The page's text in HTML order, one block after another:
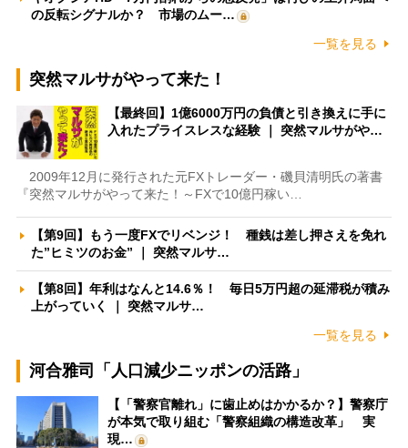
の反転シグナルか？ 市場のムー…
一覧を見る
突然マルサがやって来た！
【最終回】1億6000万円の負債と引き換えに手に
入れたプライスレスな経験 ｜ 突然マルサがや…
2009年12月に発行された元FXトレーダー・磯貝清明氏の著書
『突然マルサがやって来た！～FXで10億円稼い…
【第9回】もう一度FXでリベンジ！ 種銭は差し押さえを免れ
た”ヒミツのお金” ｜ 突然マルサ…
【第8回】年利はなんと14.6％！ 毎日5万円超の延滞税が積み
上がっていく ｜ 突然マルサ…
一覧を見る
河合雅司「人口減少ニッポンの活路」
【「警察官離れ」に歯止めはかかるか？】警察庁
が本気で取り組む「警察組織の構造改革」 実
現…